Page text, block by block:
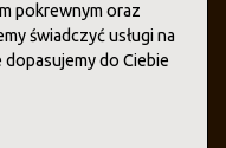
pokrewnym oraz
świadczyć usługi na
do Ciebie